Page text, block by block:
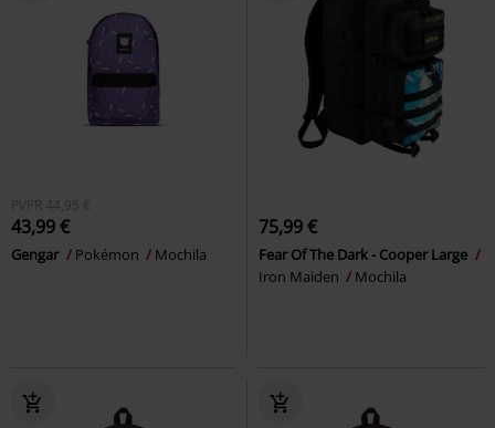
PVPR 44,95 €
43,99 €
Gengar Pokémon Mochila
75,99 €
Fear Of The Dark - Cooper Large
Iron Maiden
Mochila